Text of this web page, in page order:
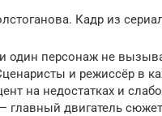
Кадр из
один персонаж не
и режиссёр в
на недостатках и
главный двигатель